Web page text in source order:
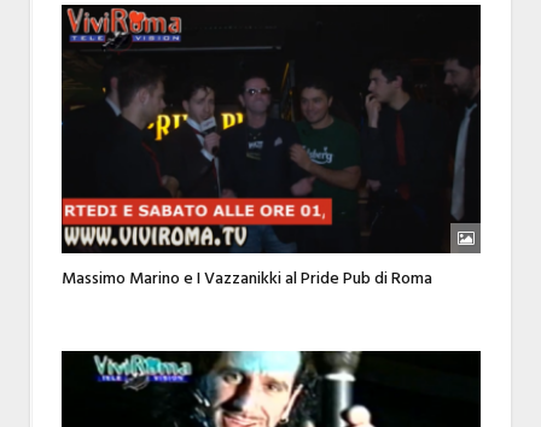
Massimo Marino e I Vazzanikki al Pride Pub di Roma